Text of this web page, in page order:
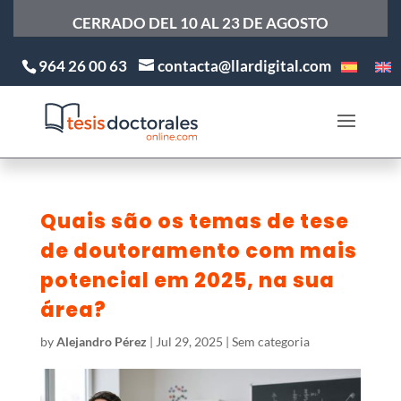
CERRADO DEL 10 AL 23 DE AGOSTO
964 26 00 63 contacta@llardigital.com
Quais são os temas de tese
de doutoramento com mais
potencial em 2025, na sua
área?
byAlejandro Pérez | Jul 29, 2025 | Sem categoria